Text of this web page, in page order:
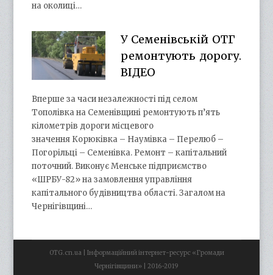
на околиці…
У Семенівській ОТГ
ремонтують дорогу.
ВІДЕО
Вперше за часи незалежності під селом
Тополівка на Семенівщині ремонтують п’ять
кілометрів дороги місцевого
значення Корюківка – Наумівка – Перелюб –
Погорільці – Семенівка. Ремонт – капітальний
поточний. Виконує Менське підприємство
«ШРБУ-82» на замовлення управління
капітального будівництва області. Загалом на
Чернігівщині…
OTG.cn.ua | Інформаційний інтернет-ресурс «Громади
Чернігівщини» | 2016-2019